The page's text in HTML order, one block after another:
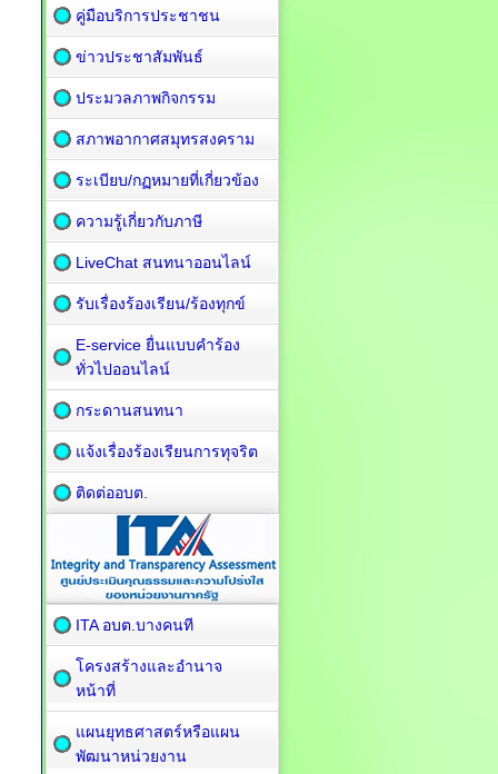
คู่มือบริการประชาชน
ข่าวประชาสัมพันธ์
ประมวลภาพกิจกรรม
สภาพอากาศสมุทรสงคราม
ระเบียบ/กฏหมายที่เกี่ยวข้อง
ความรู้เกี่ยวกับภาษี
LiveChat สนทนาออนไลน์
รับเรื่องร้องเรียน/ร้องทุกข์
E-service ยื่นแบบคำร้อง
ทั่วไปออนไลน์
กระดานสนทนา
แจ้งเรื่องร้องเรียนการทุจริต
ติดต่ออบต.
ITA อบต.บางคนที
โครงสร้างและอำนาจ
หน้าที่
แผนยุทธศาสตร์หรือแผน
พัฒนาหน่วยงาน